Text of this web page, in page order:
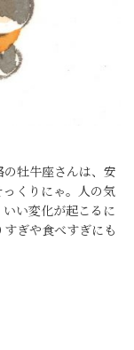
牡牛座さんは、安
くりにゃ。人の気
い変化が起こるに
ぎや食べすぎにも